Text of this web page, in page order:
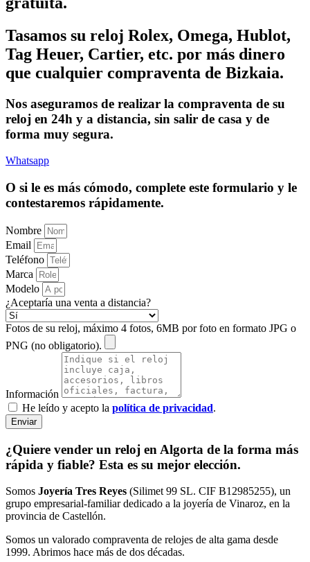
Tasamos su reloj Rolex, Omega, Hublot,
Tag Heuer, Cartier, etc. por más dinero
que cualquier compraventa de Bizkaia.
Nos aseguramos de realizar la compraventa de su
reloj en 24h y a distancia, sin salir de casa y de
forma muy segura.
Whatsapp
O si le es más cómodo, complete este formulario y le
contestaremos rápidamente.
Nombre
Email
Teléfono
Marca
Modelo
¿Aceptaría una venta a distancia?
Fotos de su reloj, máximo 4 fotos, 6MB por foto en formato JPG o
PNG (no obligatorio).
Información
He leído y acepto la política de privacidad.
Enviar
¿Quiere vender un reloj en Algorta de la forma más
rápida y fiable? Esta es su mejor elección.
Somos Joyería Tres Reyes (Silimet 99 SL. CIF B12985255), un
grupo empresarial-familiar dedicado a la joyería de Vinaroz, en la
provincia de Castellón.
Somos un valorado compraventa de relojes de alta gama desde
1999. Abrimos hace más de dos décadas.